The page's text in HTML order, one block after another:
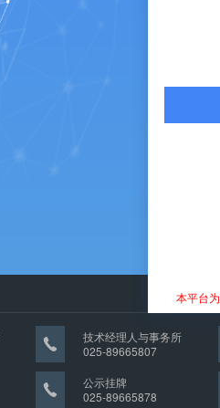
本平台
技术经理人与事务所
025-89665807
公示挂牌
025-89665878